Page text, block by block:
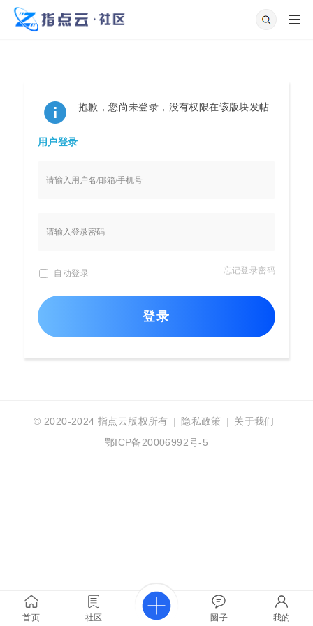
抱歉，您尚未登录，没有权限在该版块发帖
用户登录
自动登录 忘记登录密码
登录
首页 社区 圈子 我的
© 2020-2024 指点云版权所有 | 隐私政策 | 关于我们
鄂ICP备20006992号-5